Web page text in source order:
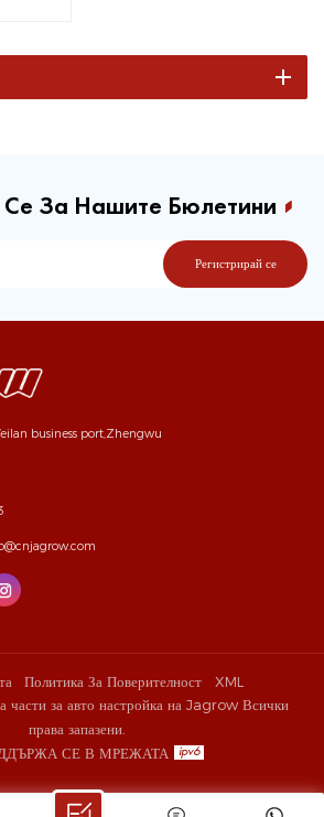
За Нашите Бюлетини
business port,Zhengwu
Политика За Поверителност
XML
за авто настройка на Jagrow Всички
права запазени.
СЕ В МРЕЖАТА